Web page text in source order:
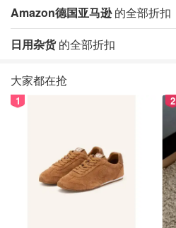
Amazon德国亚马逊的全部折扣
日用杂货的全部折扣
大家都在抢
1 2